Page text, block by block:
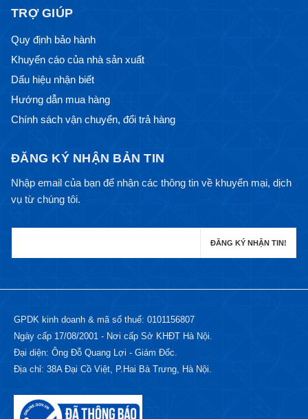
TRỢ GIÚP
Quy định bảo hành
Khuyến cáo của nhà sản xuất
Dấu hiệu nhận biết
Hướng dẫn mua hàng
Chính sách vận chuyển, đổi trả hàng
ĐĂNG KÝ NHẬN BẢN TIN
Nhập email của bạn để nhận các thông tin về khuyến mại, dịch
vụ từ chúng tôi.
GPDK kinh doanh & mã số thuế: 0101156807
Ngày cấp 17/08/2001 - Nơi cấp Sở KHĐT Hà Nội.
Đại diện: Ông Đỗ Quang Lợi - Giám Đốc.
Địa chỉ: 38A Đại Cồ Việt, P.Hai Bà Trưng, Hà Nội.